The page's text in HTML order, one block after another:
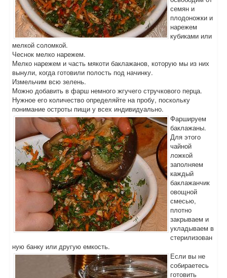
семян и
плодоножки и
нарежем
кубиками или
мелкой соломкой.
Чеснок мелко нарежем.
Мелко нарежем и часть мякоти баклажанов, которую мы из них
вынули, когда готовили полость под начинку.
Измельчим всю зелень.
Можно добавить в фарш немного жгучего стручкового перца.
Нужное его количество определяйте на пробу, поскольку
понимание остроты пищи у всех индивидуально.
Фаршируем
баклажаны.
Для этого
чайной
ложкой
заполняем
каждый
баклажанчик
овощной
смесью,
плотно
закрываем и
укладываем в
стерилизован
ную банку или другую емкость.
Если вы не
собираетесь
готовить